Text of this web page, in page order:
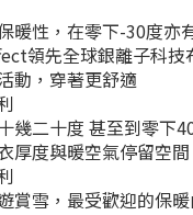
暖性，在零下-30度亦
領先全球銀離子科
動，穿著更舒適
幾二十度 甚至到零下
厚度與暖空氣停留空
賞雪，最受歡迎的保